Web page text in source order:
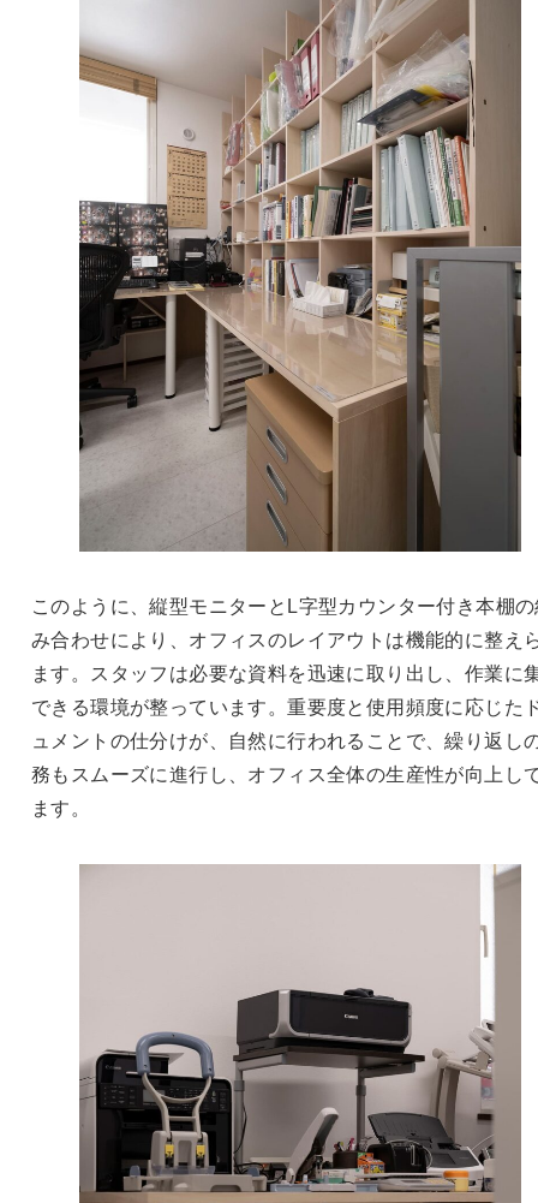
このように、縦型モニターとL字型カウンター付き本棚
み合わせにより、オフィスのレイアウトは機能的に整え
ます。スタッフは必要な資料を迅速に取り出し、作業に
できる環境が整っています。重要度と使用頻度に応じた
ュメントの仕分けが、自然に行われることで、繰り返し
務もスムーズに進行し、オフィス全体の生産性が向上し
ます。